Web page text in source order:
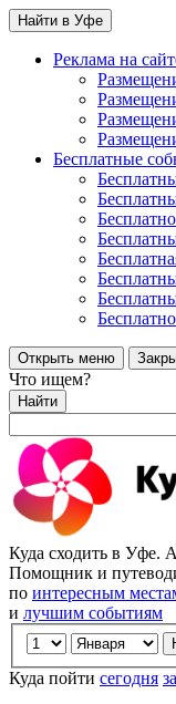
Найти в Уфе
Реклама на
Бесплатные
Открыть меню
Что ищем?
Найти
Куда сходить в Уфе.
Помощник и
по интересным
и лучшим событиям
Куда пойти сегодня